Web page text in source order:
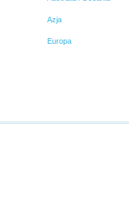
Azja
Europa